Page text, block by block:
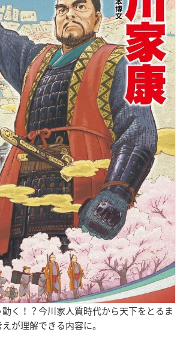
く！？今川家人質時代から天下をとるま
が理解できる内容に。